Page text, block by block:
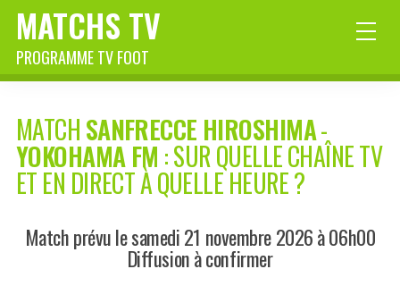
MATCHS TV
PROGRAMME TV FOOT
MATCHSANFRECCE HIROSHIMA-
YOKOHAMA FM : SUR QUELLE CHAÎNE TV
ET EN DIRECT À QUELLE HEURE ?
Match prévu le samedi 21 novembre 2026 à 06h00
Diffusion à confirmer